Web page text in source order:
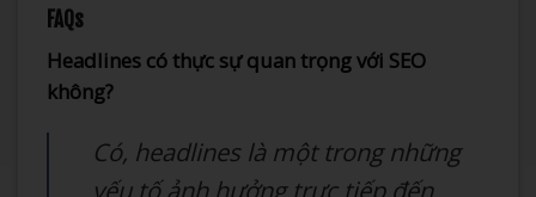
FAQs
Headlines có thực sự quan trọng với SEO
không?
Có, headlines là một trong những
yếu tố ảnh hưởng trực tiếp đến